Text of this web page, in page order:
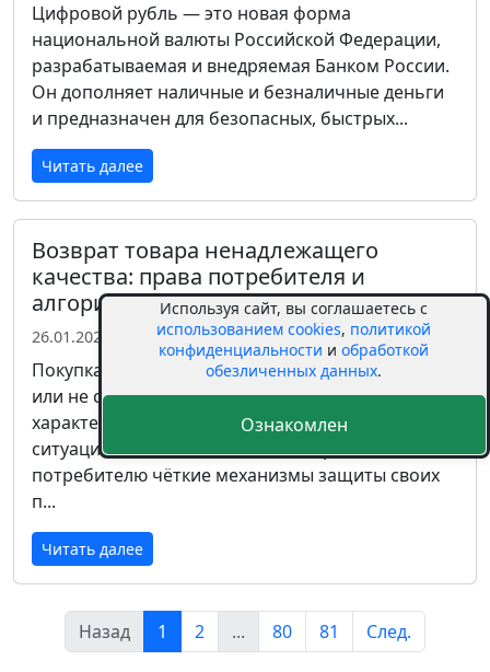
Цифровой рубль — это новая форма
национальной валюты Российской Федерации,
разрабатываемая и внедряемая Банком России.
Он дополняет наличные и безналичные деньги
и предназначен для безопасных, быстрых...
Читать далее
Возврат товара ненадлежащего
качества: права потребителя и
алгоритм действий
26.01.2026 00:00
Покупка товара, который оказался с дефектами
или не соответствует заявленным
характеристикам, — распространённая
ситуация. Законодательство РФ предоставляет
потребителю чёткие механизмы защиты своих
п...
Читать далее
Назад 1 2 ... 80 81 След.
Используя сайт, вы соглашаетесь с
использованием cookies, политикой
конфиденциальности иобработкой
обезличенных данных.
Ознакомлен